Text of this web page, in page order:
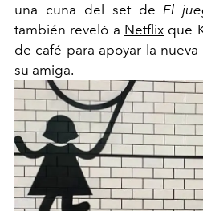
una cuna del set de El
también reveló a Netflix que
de café para apoyar la
su amiga.